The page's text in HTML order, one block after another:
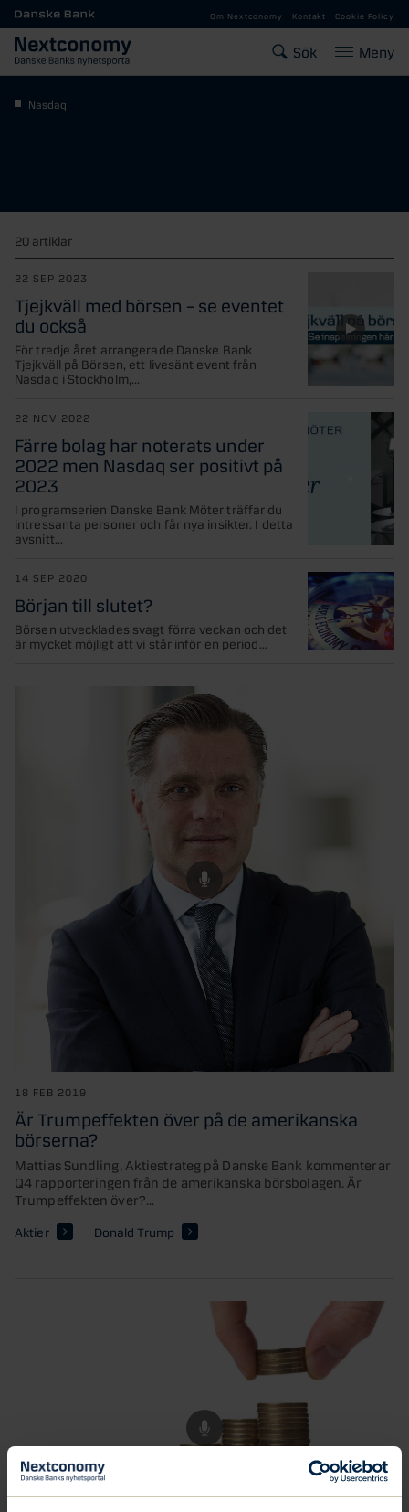
Gå till huvudinnehåll
Om Nextconomy Kontakt Cookie Policy
Sök Meny
Nasdaq
20 artiklar
22 SEP 2023
Tjejkväll med börsen – se eventet
du också
För tredje året arrangerade Danske Bank
Tjejkväll på Börsen, ett livesänt event från
Nasdaq i Stockholm,...
22 NOV 2022
Färre bolag har noterats under
2022 men Nasdaq ser positivt på
2023
I programserien Danske Bank Möter träffar du
intressanta personer och får nya insikter. I detta
avsnitt...
14 SEP 2020
Början till slutet?
Börsen utvecklades svagt förra veckan och det
är mycket möjligt att vi står inför en period...
18 FEB 2019
Är Trumpeffekten över på de amerikanska
börserna?
Mattias Sundling, Aktiestrateg på Danske Bank kommenterar
Q4 rapporteringen från de amerikanska börsbolagen. Är
Trumpeffekten över?...
Aktier Donald Trump